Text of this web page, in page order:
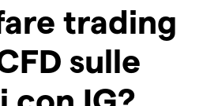
trading
sulle